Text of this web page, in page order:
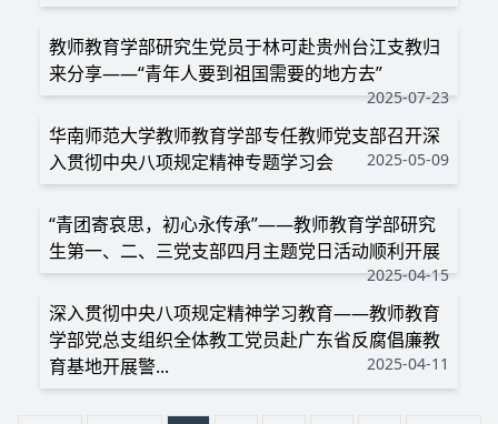
教师教育学部研究生党员于林可赴贵州台江支教归
来分享——“青年人要到祖国需要的地方去”
2025-07-23
华南师范大学教师教育学部专任教师党支部召开深
入贯彻中央八项规定精神专题学习会
2025-05-09
“青团寄哀思，初心永传承”——教师教育学部研究
生第一、二、三党支部四月主题党日活动顺利开展
2025-04-15
深入贯彻中央八项规定精神学习教育——教师教育
学部党总支组织全体教工党员赴广东省反腐倡廉教
育基地开展警...
2025-04-11